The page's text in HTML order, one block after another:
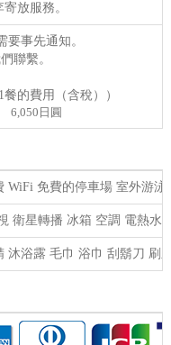
放服務。
要事先通知。
聯繫。
的費用（含稅））
6,050日圓
WiFi 免費的停車場 室外游
衛星轉播 冰箱 空調 電熱水
沐浴露 毛巾 浴巾 刮鬍刀 刷